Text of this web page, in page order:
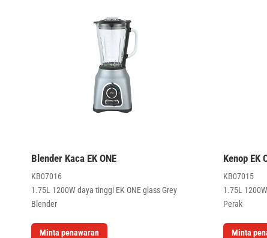
Blender Kaca EK ONE
KB07016
1.75L 1200W daya tinggi EK ONE glass Grey
Blender
Minta penawaran
Kenop EK
KB07015
1.75L
Perak
Minta